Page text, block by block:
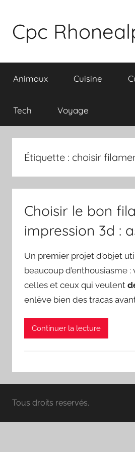
contenu
Cpc
Animaux Cuisine
Tech Voyage
Étiquette : choisir
Choisir le bon
impression 3d :
Un premier projet d’objet
beaucoup d’enthousiasme
celles et ceux qui veulent
enlève bien des tracas
Continuer la lecture
Tous droits reservés.